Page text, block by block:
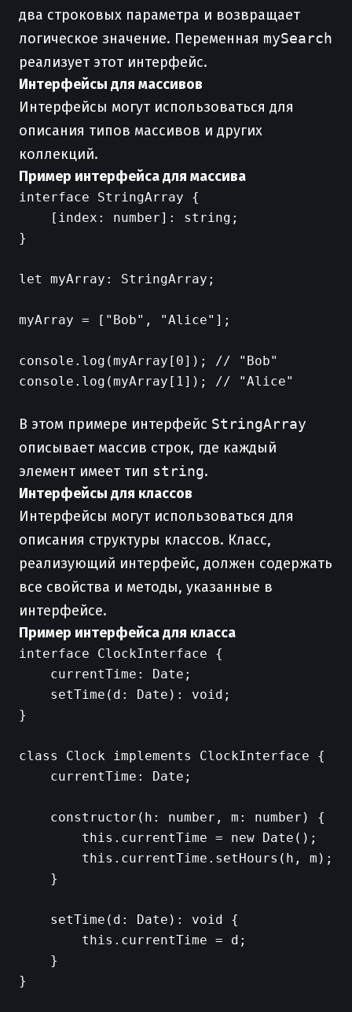
два строковых параметра и возвращает
логическое значение. Переменная mySearch
реализует этот интерфейс.
Интерфейсы для массивов
Интерфейсы могут использоваться для
описания типов массивов и других
коллекций.
Пример интерфейса для массива
interface StringArray {
    [index: number]: string;
}
let myArray: StringArray;
myArray = ["Bob", "Alice"];
console.log(myArray[0]); // "Bob"
console.log(myArray[1]); // "Alice"
В этом примере интерфейс StringArray
описывает массив строк, где каждый
элемент имеет тип string.
Интерфейсы для классов
Интерфейсы могут использоваться для
описания структуры классов. Класс,
реализующий интерфейс, должен содержать
все свойства и методы, указанные в
интерфейсе.
Пример интерфейса для класса
interface ClockInterface {
    currentTime: Date;
    setTime(d: Date): void;
}
class Clock implements ClockInterface {
    currentTime: Date;
    constructor(h: number, m: number) {
        this.currentTime = new Date();
        this.currentTime.setHours(h, m);
    }
    setTime(d: Date): void {
        this.currentTime = d;
    }
}